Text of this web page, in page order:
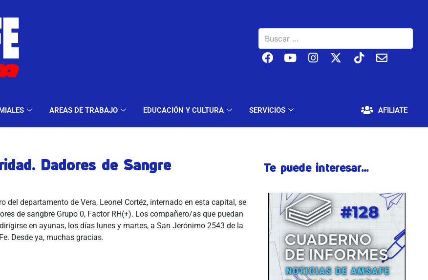
AREAS DE TRABAJO EDUCACIÓN Y CULTURA SERVICIOS AFILIATE
Y MODALIDADES GREMIALES AREAS DE TRABAJO EDUCACIÓN Y CULTURA SERVICIOS
Dadores de Sangre
del departamento de Vera, Leonel Cortéz, internado en esta capital, se
de sangbre Grupo 0, Factor RH(+). Los compañero/as que puedan
en ayunas, los días lunes y martes, a San Jerónimo 2543 de la
Desde ya, muchas gracias.
Te puede interesar...